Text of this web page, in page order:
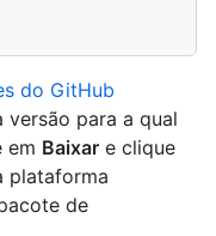
do GitHub
versão para a qual
em Baixar e clique
plataforma
de